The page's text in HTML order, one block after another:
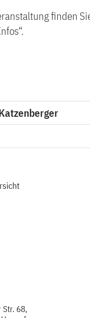
finden
68,